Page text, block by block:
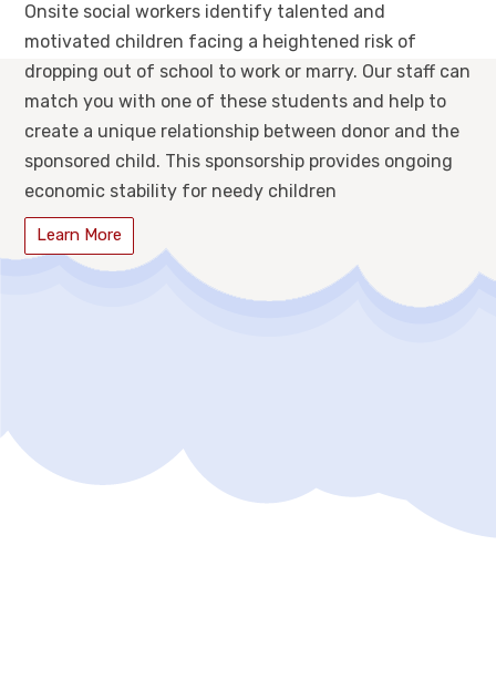
Onsite social workers identify talented and
motivated children facing a heightened risk of
dropping out of school to work or marry. Our staff can
match you with one of these students and help to
create a unique relationship between donor and the
sponsored child. This sponsorship provides ongoing
economic stability for needy children
Learn More